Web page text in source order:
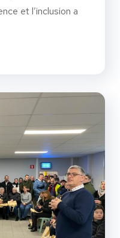
et l’inclusion a